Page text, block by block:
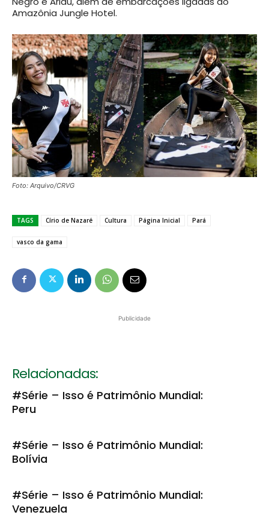
Amazônia Jungle Hotel.
Foto: Arquivo/CRVG
TAGS Círio de Nazaré Cultura Página Inicial Pará
vasco da gama
Publicidade
Relacionadas:
#Série – Isso é Patrimônio Mundial:
Peru
#Série – Isso é Patrimônio Mundial:
Bolívia
#Série – Isso é Patrimônio Mundial:
Venezuela